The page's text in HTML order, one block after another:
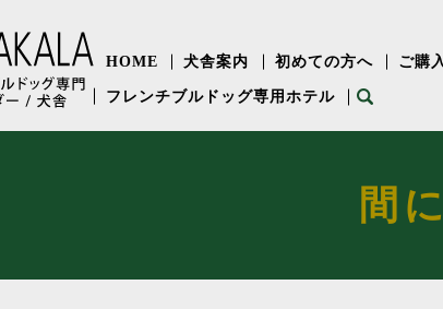
HOME 犬舎案内 初めての方へ ご購
フレンチブルドッグ専⽤ホテル
間